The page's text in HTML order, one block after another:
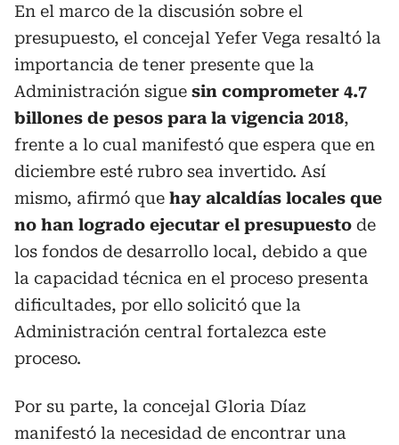
En el marco de la discusión sobre el
presupuesto, el concejal Yefer Vega resaltó la
importancia de tener presente que la
Administración sigue sin comprometer 4.7
billones de pesos para la vigencia 2018,
frente a lo cual manifestó que espera que en
diciembre esté rubro sea invertido. Así
mismo, afirmó que hay alcaldías locales que
no han logrado ejecutar el presupuesto de
los fondos de desarrollo local, debido a que
la capacidad técnica en el proceso presenta
dificultades, por ello solicitó que la
Administración central fortalezca este
proceso.
Por su parte, la concejal Gloria Díaz
manifestó la necesidad de encontrar una